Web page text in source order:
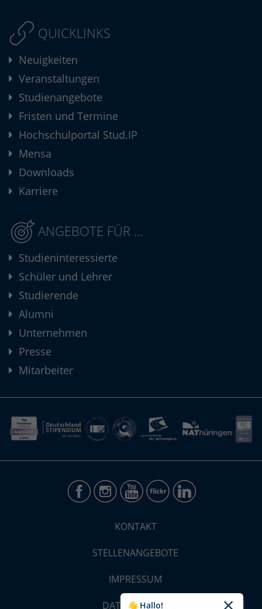
QUICKLINKS
Neuigkeiten
Veranstaltungen
Studienangebote
Fristen und Termine
Hochschulportal Stud.IP
Mensa
Downloads
Karriere
ANGEBOTE FÜR ...
Studieninteressierte
Schüler und Lehrer
Studierende
Alumni
Unternehmen
Presse
Mitarbeiter
KONTAKT
STELLENANGEBOTE
IMPRESSUM
DATENSCHUTZ
👋 Hallo!